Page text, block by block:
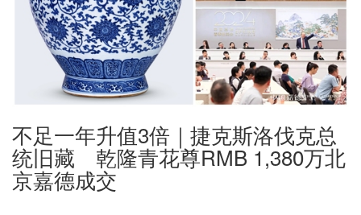
不足一年升值3倍｜捷克斯洛伐克总
统旧藏 乾隆青花尊RMB 1,380万北
京嘉德成交